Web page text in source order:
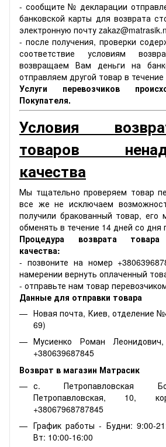
- сообщите № декларации
банковской карты для возврата
электронную почту
- после получения, проверки
соответствие условиям
возвращаем Вам деньги на
отправляем другой товар в
Услуги перевозчиков
Покупателя.
Условия
товаров
качества
Мы тщательно проверяем товар
все же не исключаем
получили бракованный товар, его
обменять в течение 14 дней со дня
Процедура возврата товара
качества:
- позвоните на номер
намерении вернуть оплаченный
- отправьте нам товар
Данные для отправки товара
Новая почта, Киев, отделение
69)
Мусиенко Роман
+380639687845
Возврат в магазин Матрасик
с. Петропавловская
Петропавловская, 10,
+38067968787845
График работы - Будни: 9:00-
Вт: 10:00-16:00